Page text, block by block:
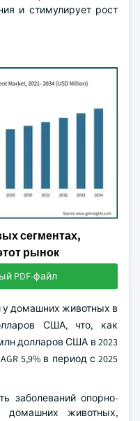
и стимулирует рост
сегментах,
рынок
PDF-файл
у домашних животных в
США, что, как
долларов США в 2023
5,9% в период с 2025
заболеваний опорно-
домашних животных,